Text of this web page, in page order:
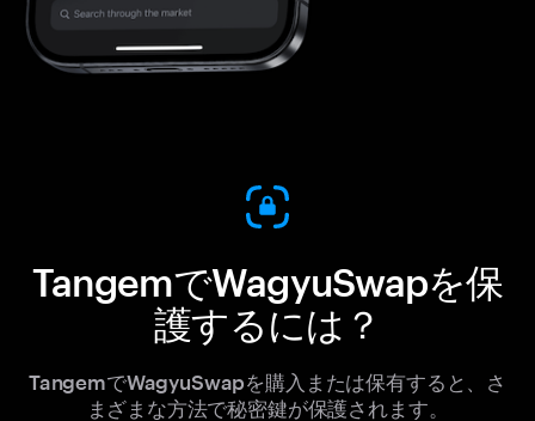
TangemでWagyuSwapを保
護するには？
TangemでWagyuSwapを購入または保有すると、さ
まざまな方法で秘密鍵が保護されます。